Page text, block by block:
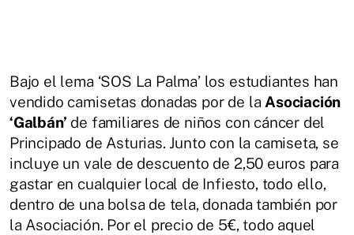
Bajo el lema ‘SOS La Palma’ los estudiantes han
vendido camisetas donadas por de la Asociación
‘Galbán’ de familiares de niños con cáncer del
Principado de Asturias. Junto con la camiseta, se
incluye un vale de descuento de 2,50 euros para
gastar en cualquier local de Infiesto, todo ello,
dentro de una bolsa de tela, donada también por
la Asociación. Por el precio de 5€, todo aquel